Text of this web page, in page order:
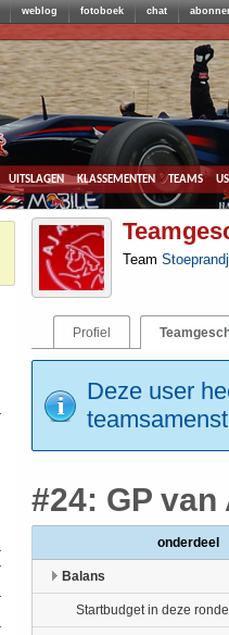
weblog fotoboek chat
uitslagen klassementen teams
Team
Profiel
Deze user
#24: GP
onderdeel
Balans
Startbudget in deze ronde